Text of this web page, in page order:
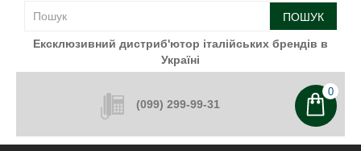
ПОШУК
Ексклюзивний дистриб'ютор італійських брендів в
Україні
(099) 299-99-31
0